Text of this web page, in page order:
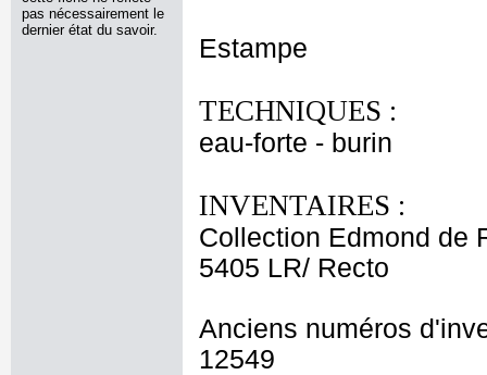
pas nécessairement le
dernier état du savoir.
Estampe
TECHNIQUES :
eau-forte - burin
INVENTAIRES :
Collection Edmond de
5405 LR/ Recto
Anciens numéros
12549